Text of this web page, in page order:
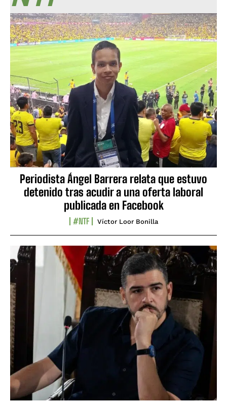
Periodista Ángel Barrera relata que estuvo
detenido tras acudir a una oferta laboral
publicada en Facebook
#NTF Víctor Loor Bonilla